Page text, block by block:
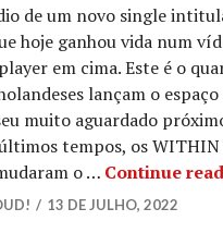
de um novo single
hoje ganhou vida num
em cima. Este é o
lançam o
muito aguardado
tempos, os WITHIN
o … Continue
13 DE JULHO, 2022